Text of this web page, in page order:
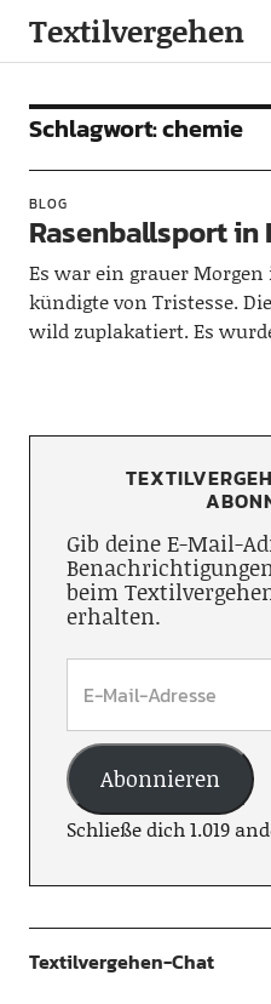
Textilvergehen
Schlagwort:chemie
BLOG
Rasenballsport in
Es war ein grauer Morgen
kündigte von Tristesse.
wild zuplakatiert. Es
Gib deine E-Mail-
beim
erhalten.
Abonnieren
Schließe dich 1.019
Textilvergehen-Chat